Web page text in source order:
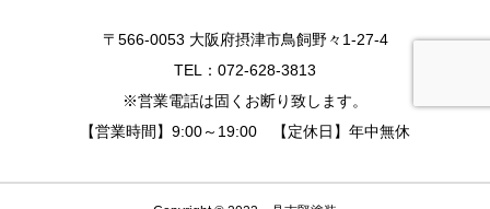
〒566-0053 大阪府摂津市鳥飼野々1-27-4
TEL：072-628-3813
※営業電話は固くお断り致します。
【営業時間】9:00～19:00 【定休日】年中無休